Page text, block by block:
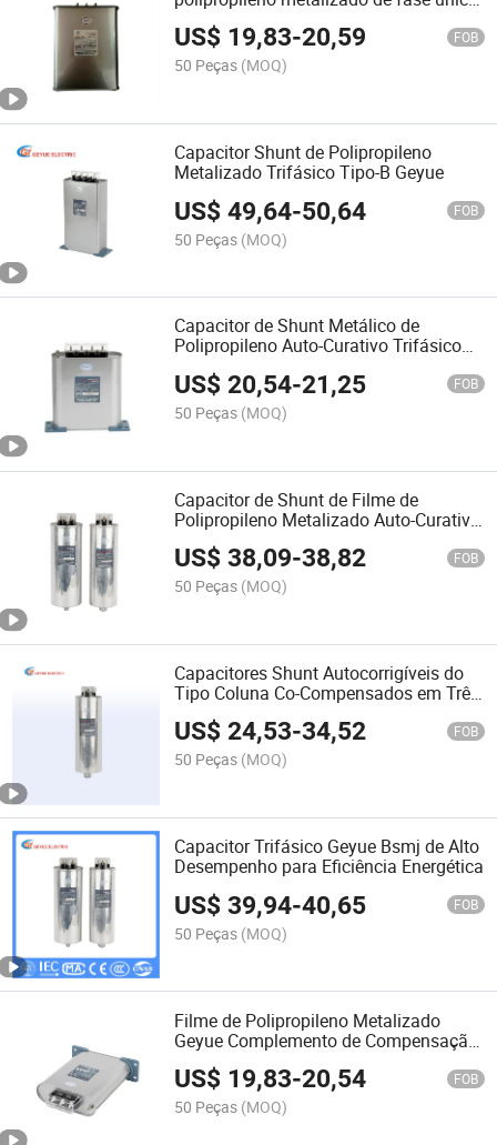
da série Geyue Bmsj com autocura
US$ 19,83-20,59 FOB
50 Peças (MOQ)
Capacitor Shunt de Polipropileno
Metalizado Trifásico Tipo-B Geyue
US$49,64-50,64 FOB
50 Peças (MOQ)
Capacitor de Shunt Metálico de
Polipropileno Auto-Curativo Trifásico
Série Geyue Bmsj Tipo-I
US$20,54-21,25 FOB
50 Peças (MOQ)
Capacitor de Shunt de Filme de
Polipropileno Metalizado Auto-Curativo
da Série Geyue Bsmj (Y) Trifásico de
Cilindro (Compensação Trifásica)
US$38,09-38,82 FOB
50 Peças (MOQ)
Capacitores Shunt Autocorrigíveis do
Tipo Coluna Co-Compensados em Três
Fases com Maior Precisão 7.5kvar
US$24,53-34,52 FOB
50 Peças (MOQ)
Capacitor Trifásico Geyue Bsmj de Alto
Desempenho para Eficiência Energética
US$39,94-40,65 FOB
50 Peças (MOQ)
Filme de Polipropileno Metalizado
Geyue Complemento de Compensação
de Potência Reativa de Baixa Tensão
Capacitor de Derivação de Baixa
Tensão de Auto-Reparo Bsmj
US$ 19,83-20,54 FOB
50 Peças (MOQ)